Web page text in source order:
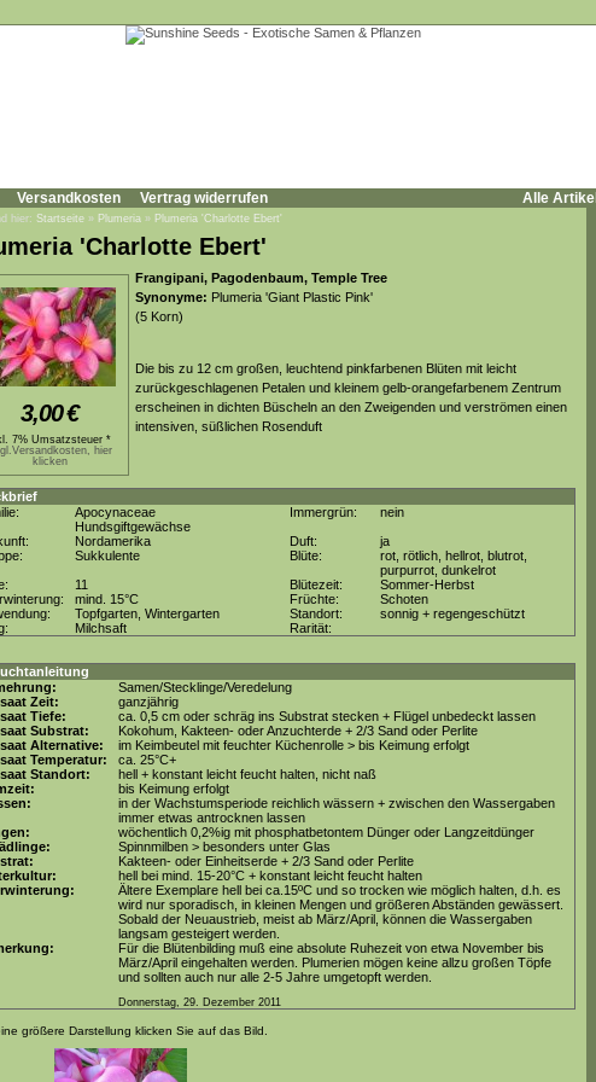
Versandkosten Vertrag widerrufen Alle Artikel
hier: Startseite » Plumeria » Plumeria 'Charlotte Ebert'
'Charlotte Ebert'
3,00€
7% Umsatzsteuer *
hier
klicken
Frangipani, Pagodenbaum, Temple Tree
Synonyme: Plumeria 'Giant Plastic Pink'
(5 Korn)
Die bis zu 12 cm großen, leuchtend pinkfarbenen Blüten mit leicht
zurückgeschlagenen Petalen und kleinem gelb-orangefarbenem Zentrum
erscheinen in dichten Büscheln an den Zweigenden und verströmen einen
intensiven, süßlichen Rosenduft
Apocynaceae
Hundsgiftgewächse
Immergrün:
nein
Nordamerika Duft:
ja
Sukkulente Blüte:
rot, rötlich, hellrot, blutrot,
purpurrot, dunkelrot
11 Blütezeit:
Sommer-Herbst
mind. 15°C Früchte:
Schoten
Topfgarten, Wintergarten Standort:
sonnig + regengeschützt
Milchsaft Rarität:
Samen/Stecklinge/Veredelung
Zeit:
ganzjährig
Tiefe:
ca. 0,5 cm oder schräg ins Substrat stecken + Flügel unbedeckt lassen
Substrat:
Kokohum, Kakteen- oder Anzuchterde + 2/3 Sand oder Perlite
Alternative:
im Keimbeutel mit feuchter Küchenrolle > bis Keimung erfolgt
Temperatur:
ca. 25°C+
Standort:
hell + konstant leicht feucht halten, nicht naß
bis Keimung erfolgt
in der Wachstumsperiode reichlich wässern + zwischen den Wassergaben
immer etwas antrocknen lassen
wöchentlich 0,2%ig mit phosphatbetontem Dünger oder Langzeitdünger
Spinnmilben > besonders unter Glas
Kakteen- oder Einheitserde + 2/3 Sand oder Perlite
hell bei mind. 15-20°C + konstant leicht feucht halten
Ältere Exemplare hell bei ca.15ºC und so trocken wie möglich halten, d.h. es
wird nur sporadisch, in kleinen Mengen und größeren Abständen gewässert.
Sobald der Neuaustrieb, meist ab März/April, können die Wassergaben
langsam gesteigert werden.
Für die Blütenbilding muß eine absolute Ruhezeit von etwa November bis
März/April eingehalten werden. Plumerien mögen keine allzu großen Töpfe
und sollten auch nur alle 2-5 Jahre umgetopft werden.
Donnerstag, 29. Dezember 2011
größere Darstellung klicken Sie auf das Bild.